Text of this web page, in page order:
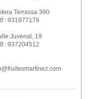
Terrassa 390
931877176
Juvenal, 19
937204512